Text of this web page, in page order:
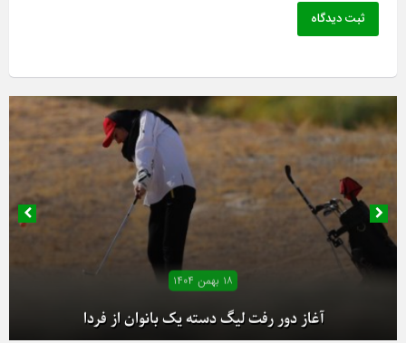
ثبت دیدگاه
۱۸ بهمن ۱۴۰۴
آغاز دور رفت لیگ دسته یک بانوان از فردا